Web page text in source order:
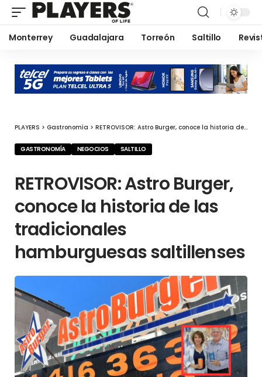
Monterrey Guadalajara Torreón Saltillo
PLAYERS > Gastronomía > RETROVISOR: Astro Burger, conoce la historia de las tradicionales hamburguesas saltillenses
GASTRONOMÍA NEGOCIOS SALTILLO
RETROVISOR: Astro Burger,
conoce la historia de las
tradicionales
hamburguesas saltillenses